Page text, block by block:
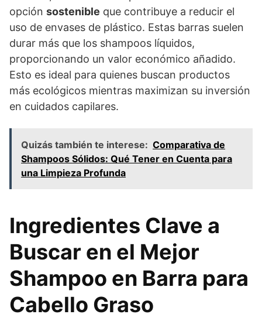
opción sostenible que contribuye a reducir el
uso de envases de plástico. Estas barras suelen
durar más que los shampoos líquidos,
proporcionando un valor económico añadido.
Esto es ideal para quienes buscan productos
más ecológicos mientras maximizan su inversión
en cuidados capilares.
Quizás también te interese: Comparativa de
Shampoos Sólidos: Qué Tener en Cuenta para
una Limpieza Profunda
Ingredientes Clave a
Buscar en el Mejor
Shampoo en Barra para
Cabello Graso